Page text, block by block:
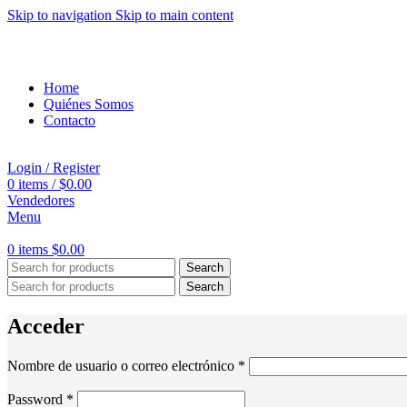
Skip to navigation Skip to main content
Home
Quiénes Somos
Contacto
Login / Register
0 items / $0.00
Vendedores
Menu
0 items $0.00
Search
Search
Acceder
Nombre de usuario o correo electrónico *
Password *